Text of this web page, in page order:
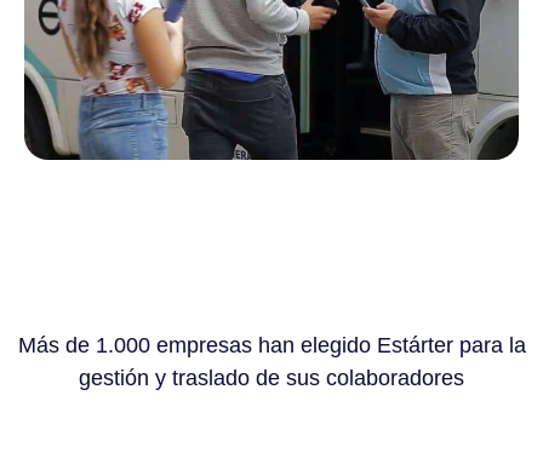
Más de 1.000 empresas han elegido Estárter para la
gestión y traslado de sus colaboradores